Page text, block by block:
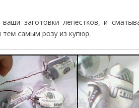
заготовки лепестков, и
самым розу из купюр.